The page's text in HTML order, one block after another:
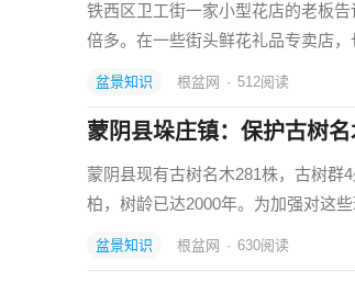
铁西区卫工街一家小型花店的老板
倍多。在一些街头鲜花礼品专卖店
盆景知识 根盆网 · 512阅读
蒙阴县垛庄镇：保护古树
蒙阴县现有古树名木281株，古树群
柏，树龄已达2000年。为加强对这
盆景知识 根盆网 · 630阅读